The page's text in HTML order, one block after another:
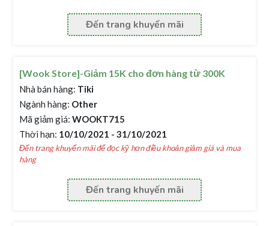
Đến trang khuyến mãi
[Wook Store]-Giảm 15K cho đơn hàng từ 300K
Nhà bán hàng: Tiki
Ngành hàng: Other
Mã giảm giá: WOOKT715
Thời hạn: 10/10/2021 - 31/10/2021
Đến trang khuyến mãi để đọc kỹ hơn điều khoản giảm giá và mua
hàng
Đến trang khuyến mãi